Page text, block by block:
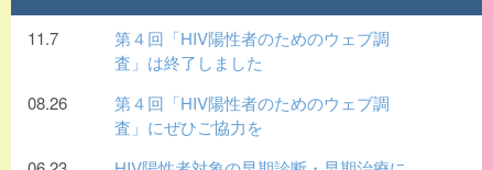
11.7
第４回「HIV陽性者のためのウェブ調
査」は終了しました
08.26
第４回「HIV陽性者のためのウェブ調
査」にぜひご協力を